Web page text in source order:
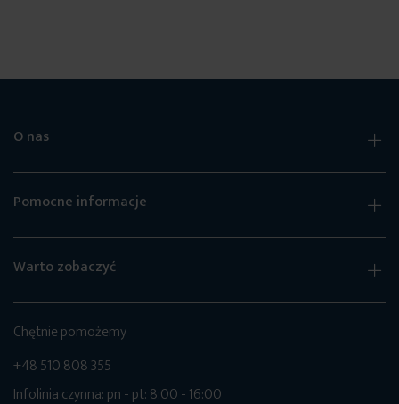
O nas
Pomocne informacje
Warto zobaczyć
Chętnie pomożemy
+48 510 808 355
Infolinia czynna: pn - pt: 8:00 - 16:00